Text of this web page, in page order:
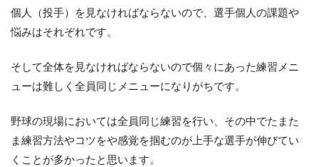
個人（投手）を見なければならないので、選手個人の課題や
悩みはそれぞれです。
そして全体を見なければならないので個々にあった練習メニ
ューは難しく全員同じメニューになりがちです。
野球の現場においては全員同じ練習を行い、その中でたまた
ま練習方法やコツをや感覚を掴むのが上手な選手が伸びてい
くことが多かったと思います。